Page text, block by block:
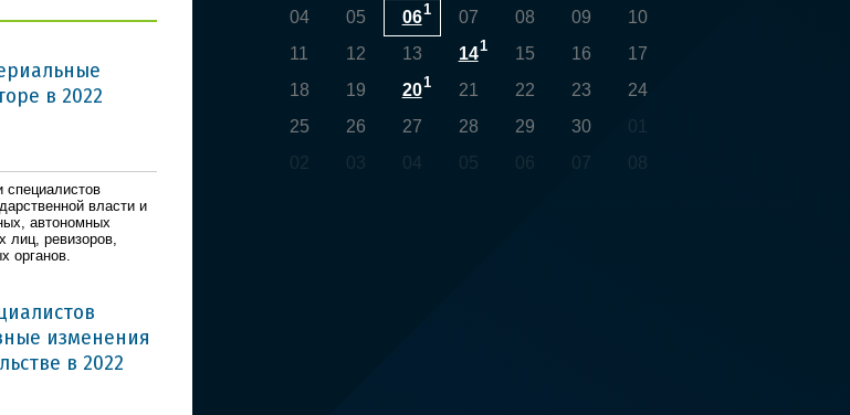
в 2022
специалистов
власти и
автономных
лиц, ревизоров,
органов.
изменения
в 2022
04
05 061 07 08 09
10
11
12 13 141 15 16
17
18
19 201 21 22 23
24
25
26 27 28 29 30
01
02
03 04 05 06 07 08